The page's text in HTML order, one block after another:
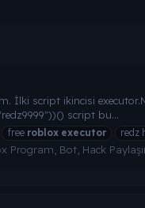
İlki script ikincisi
script bu...
free roblox executor
redz
Program, Bot, Hack